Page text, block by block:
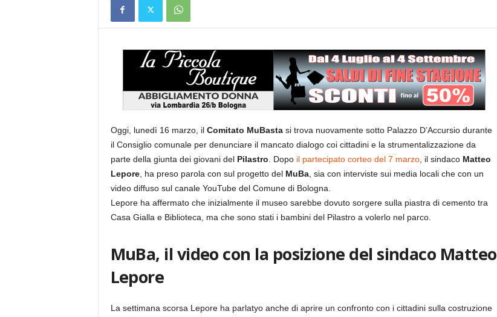
Oggi, lunedì 16 marzo, il Comitato MuBastasi trova nuovamente sotto Palazzo D’Accursio durante
il Consiglio comunale per denunciare il mancato dialogo coi cittadini e la strumentalizzazione da
parte della giunta dei giovani del Pilastro . Dopo il partecipato corteo del 7 marzo, il sindaco Matteo
Lepore, ha preso parola con sul progetto del MuBa, sia con interviste sui media locali che con un
video diffuso sul canale YouTube del Comune di Bologna.
Lepore ha affermato che inizialmente il museo sarebbe dovuto sorgere sulla piastra di cemento tra
Casa Gialla e Biblioteca, ma che sono stati i bambini del Pilastro a volerlo nel parco.
MuBa, il video con la posizione del sindaco Matteo
Lepore
La settimana scorsa Lepore ha parlatyo anche di aprire un confronto con i cittadini sulla costruzione